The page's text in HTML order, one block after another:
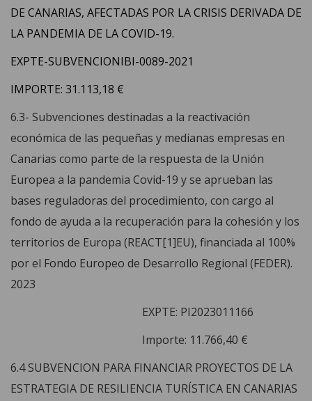
DE CANARIAS, AFECTADAS POR LA CRISIS DERIVADA DE
LA PANDEMIA DE LA COVID-19.
EXPTE-SUBVENCIONIBI-0089-2021
IMPORTE: 31.113,18 €
6.3- Subvenciones destinadas a la reactivación
económica de las pequeñas y medianas empresas en
Canarias como parte de la respuesta de la Unión
Europea a la pandemia Covid-19 y se aprueban las
bases reguladoras del procedimiento, con cargo al
fondo de ayuda a la recuperación para la cohesión y los
territorios de Europa (REACT[1]EU), financiada al 100%
por el Fondo Europeo de Desarrollo Regional (FEDER).
2023
EXPTE: PI2023011166
Importe: 11.766,40 €
6.4 SUBVENCION PARA FINANCIAR PROYECTOS DE LA
ESTRATEGIA DE RESILIENCIA TURÍSTICA EN CANARIAS